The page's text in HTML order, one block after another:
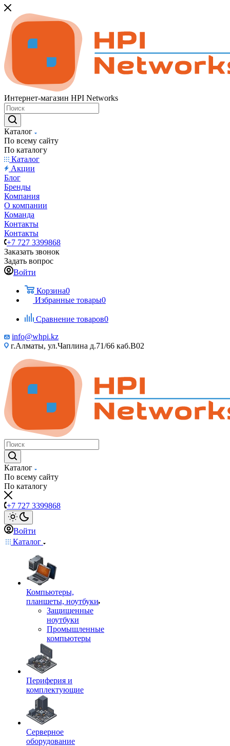
Интернет-магазин HPI Networks
Каталог
По всему сайту
По каталогу
Каталог
Акции
Блог
Бренды
Компания
О компании
Команда
Контакты
Контакты
+7 727 3399868
Заказать звонок
Задать вопрос
Войти
Корзина0
Избранные товары0
Сравнение товаров0
info@whpi.kz
г.Алматы, ул.Чаплина д.71/66 каб.B02
Каталог
По всему сайту
По каталогу
+7 727 3399868
Войти
Каталог
Компьютеры,
планшеты, ноутбуки
Защищенные
ноутбуки
Промышленные
компьютеры
Периферия и
комплектующие
Серверное
оборудование